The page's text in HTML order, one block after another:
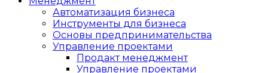
Автоматизация бизнеса
Инструменты для бизнеса
Основы предпринимательства
Управление проектами
Продакт менеджмент
Управление проектами